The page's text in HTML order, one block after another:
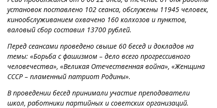
установок поставлено 102 сеанса, обслужены 11945 человек,
кинообслуживанием охвачено 160 колхозов и пунктов,
валовый сбор составил 13700 рублей.
Перед сеансами проведено свыше 60 бесед и докладов на
темы: «Борьба с фашизмом – дело всего прогрессивного
человечества», «Великая Отечественная война», «Женщина
СССР – пламенный патриот Родины».
В проведении бесед принимали участие преподаватели
школ, работники партийных и советских организаций.